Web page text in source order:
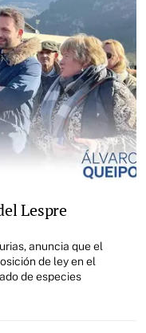
Lespre
anuncia que el
de ley en el
de especies